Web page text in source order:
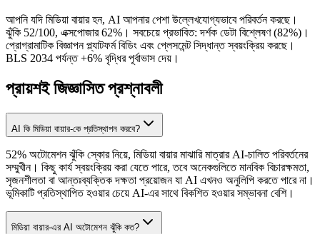
আপনি যদি মিডিয়া বায়ার হন, AI আপনার পেশা উল্লেখযোগ্যভাবে পরিবর্তন করছে।
ঝুঁকি 52/100, এক্সপোজার 62%। সবচেয়ে প্রভাবিত: দর্শক ডেটা বিশ্লেষণ (82%)।
প্রোগ্রামাটিক বিজ্ঞাপন প্ল্যাটফর্ম বিডিং এবং প্লেসমেন্ট সিদ্ধান্ত স্বয়ংক্রিয় করছে।
BLS 2034 পর্যন্ত +6% বৃদ্ধির পূর্বাভাস দেয়।
প্রায়শই জিজ্ঞাসিত প্রশ্নাবলী
AI কি মিডিয়া বায়ার-কে প্রতিস্থাপন করবে?
52% অটোমেশন ঝুঁকি স্কোর নিয়ে, মিডিয়া বায়ার মাঝারি মাত্রার AI-চালিত পরিবর্তনের
সম্মুখীন। কিছু কার্য স্বয়ংক্রিয় করা যেতে পারে, তবে অনেকগুলিতে মানবিক বিচারক্ষমতা,
সৃজনশীলতা বা আন্তঃব্যক্তিক দক্ষতা প্রয়োজন যা AI এখনও অনুলিপি করতে পারে না।
ভূমিকাটি প্রতিস্থাপিত হওয়ার চেয়ে AI-এর সাথে বিকশিত হওয়ার সম্ভাবনা বেশি।
মিডিয়া বায়ার-এর AI অটোমেশন ঝুঁকি কত?